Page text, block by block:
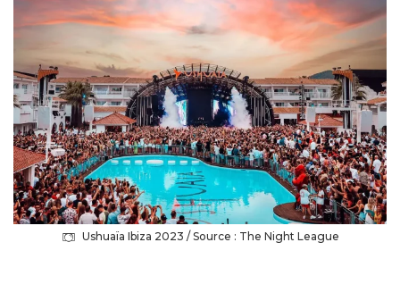
Ushuaïa Ibiza 2023 / Source : The Night League